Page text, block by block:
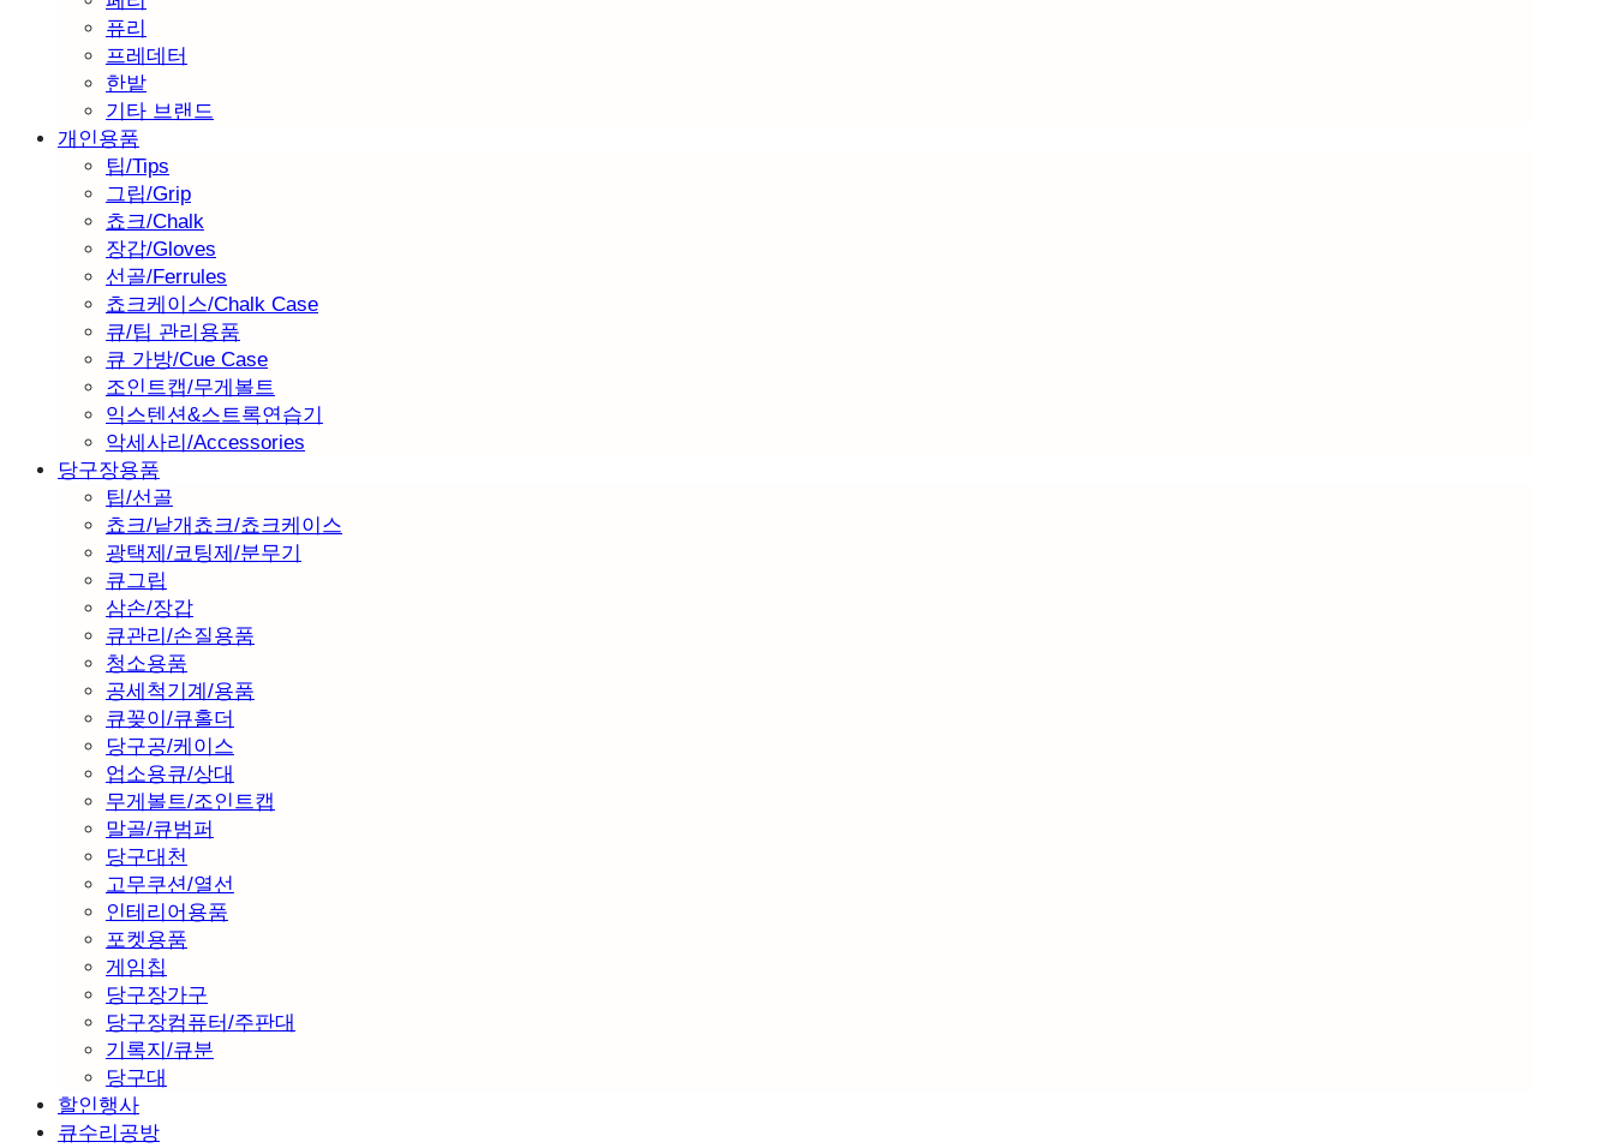
퓨리
프레데터
한밭
기타 브랜드
개인용품
팁/Tips
그립/Grip
쵸크/Chalk
장갑/Gloves
선골/Ferrules
쵸크케이스/Chalk Case
큐/팁 관리용품
큐 가방/Cue Case
조인트캡/무게볼트
익스텐션&스트록연습기
악세사리/Accessories
당구장용품
팁/선골
쵸크/낱개쵸크/쵸크케이스
광택제/코팅제/분무기
큐그립
삼손/장갑
큐관리/손질용품
청소용품
공세척기계/용품
큐꽂이/큐홀더
당구공/케이스
업소용큐/상대
무게볼트/조인트캡
말골/큐범퍼
당구대천
고무쿠션/열선
인테리어용품
포켓용품
게임칩
당구장가구
당구장컴퓨터/주판대
기록지/큐분
당구대
할인행사
큐수리공방